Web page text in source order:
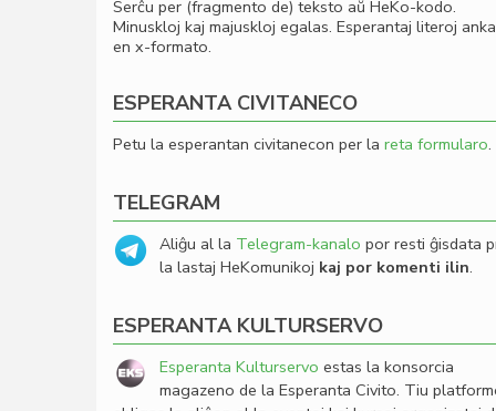
Serĉu per (fragmento de) teksto aŭ HeKo-kodo.
Minuskloj kaj majuskloj egalas. Esperantaj literoj
en x-formato.
ESPERANTA CIVITANECO
Petu la esperantan civitanecon per la reta formularo.
TELEGRAM
Aliĝu al la Telegram-kanalo por resti ĝisdata
la lastaj HeKomunikoj kaj por komenti ilin.
ESPERANTA KULTURSERVO
Esperanta Kulturservo estas la konsorcia
magazeno de la Esperanta Civito. Tiu